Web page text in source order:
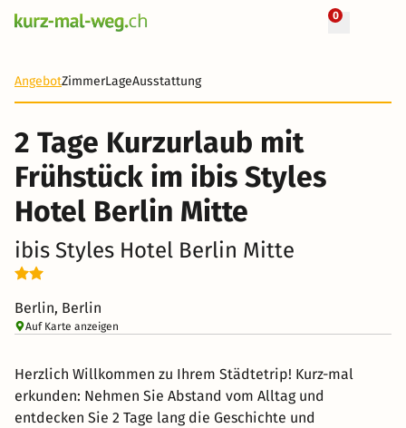
0
AngebotZimmerLageAusstattung
2 Tage Kurzurlaub mit
Frühstück im ibis Styles
Hotel Berlin Mitte
ibis Styles Hotel Berlin Mitte
Berlin, Berlin
Auf Karte anzeigen
Herzlich Willkommen zu Ihrem Städtetrip! Kurz-mal
erkunden: Nehmen Sie Abstand vom Alltag und
entdecken Sie 2 Tage lang die Geschichte und